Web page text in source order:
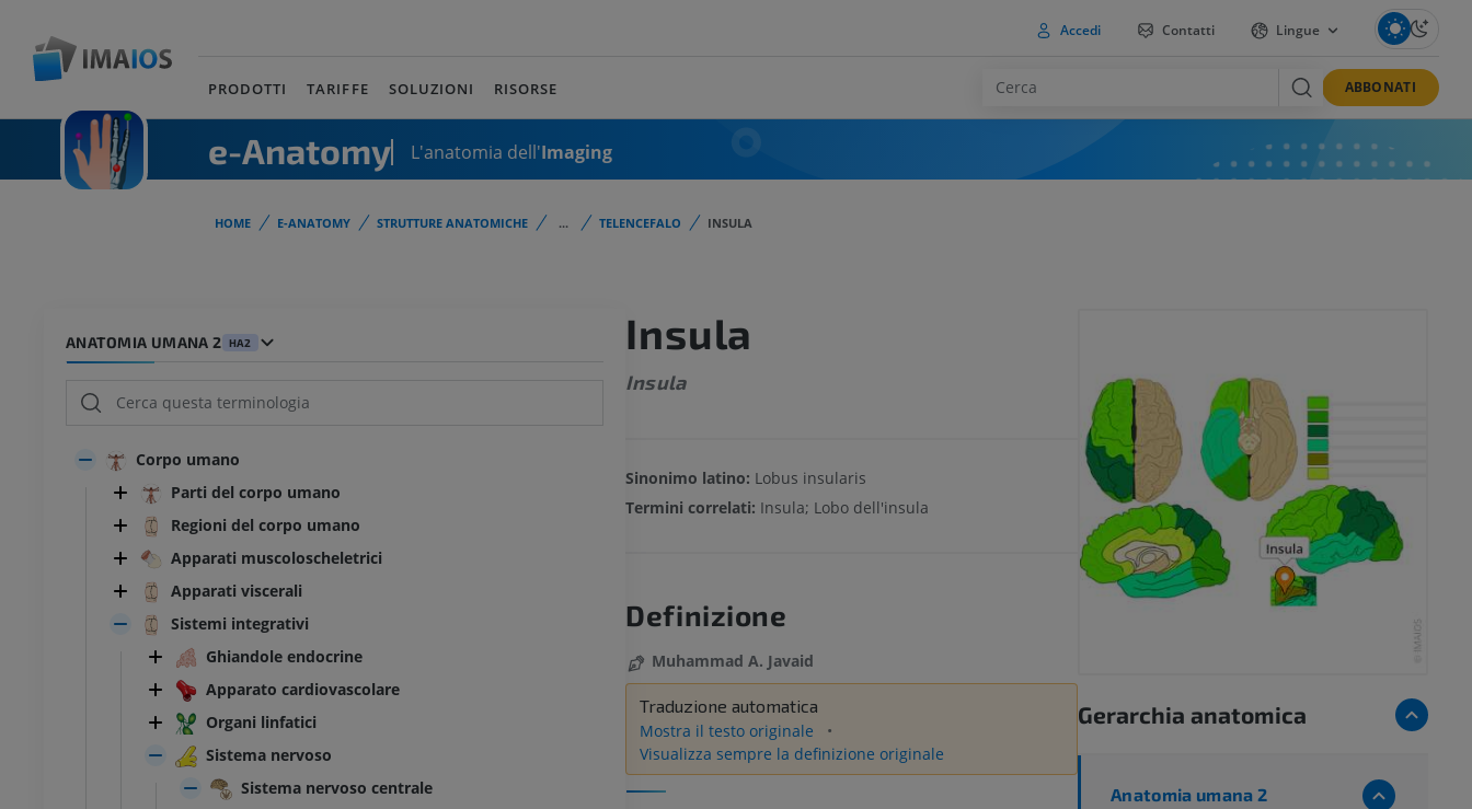
Accedi Contatti Lingue
PRODOTTI TARIFFE SOLUZIONI RISORSE ABBONATI
e-Anatomy L'anatomia dell'Imaging
HOME E-ANATOMY STRUTTURE ANATOMICHE ... TELENCEFALO INSULA
ANATOMIA UMANA 2 HA2
Corpo umano
Parti del corpo umano
Regioni del corpo umano
Apparati muscoloscheletrici
Apparati viscerali
Sistemi integrativi
Ghiandole endocrine
Apparato cardiovascolare
Organi linfatici
Sistema nervoso
Sistema nervoso centrale
Insula
Insula
Sinonimo latino: Lobus insularis
Termini correlati: Insula; Lobo dell'insula
Definizione
Muhammad A. Javaid
Traduzione automatica
Mostra il testo originale
Visualizza sempre la definizione originale
Gerarchia anatomica
Anatomia umana 2